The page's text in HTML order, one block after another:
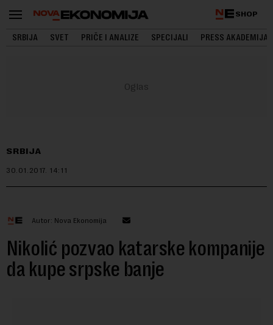
SHOP
SRBIJA SVET PRIČE I ANALIZE SPECIJALI PRESS AKADEMIJA
SRBIJA
30.01.2017. 14:11
Autor: Nova Ekonomija
Nikolić pozvao katarske kompanije
da kupe srpske banje